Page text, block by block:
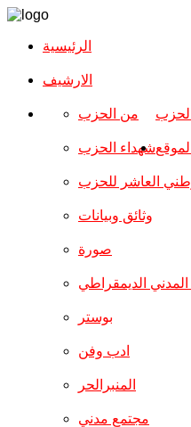
الرئيسية
الارشیف
الحزب من الحزب
شهداء الحزب
العاشر للحزب
وثائق وبيانات
صورة
المدني الديمقراطي
بوستر
ادب وفن
المنبرالحر
مجتمع مدني